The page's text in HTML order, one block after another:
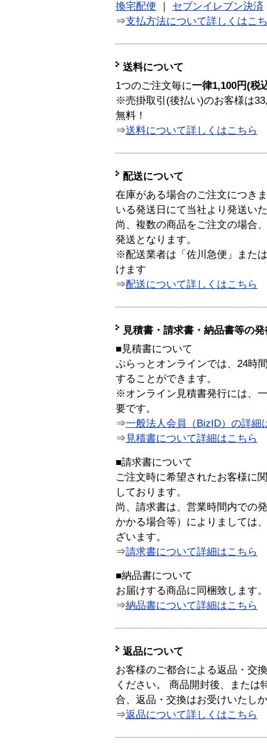
換宅配便 ｜ セブンイレブン決済
⇒支払方法について詳しくはこ
送料について
1つのご注文毎に一律1,100円(税
※売掛取引(後払い)のお客様は
無料！
⇒送料について詳しくはこちら
配送について
在庫がある場合のご注文につき
いる発送日にて当社より発送い
尚、複数の商品をご注文の場合
発送となります。
※配送業者は「佐川急便」また
けます
⇒配送について詳しくはこちら
見積書・請求書・納品書等の
■見積書について
ぷらっとオンラインでは、24時
することができます。
※オンライン見積書発行には、
要です。
⇒一般法人会員（BizID）の詳細
⇒ 見積書について詳細はこちら
■請求書について
ご注文時に希望されたお客様に
しております。
尚、請求書は、営業時間内での
かかる場合等）によりましては
ざいます。
⇒請求書について詳細はこちら
■納品書について
お届けする商品に同梱致します。
⇒納品書について詳細はこちら
返品について
お客様のご都合による返品・交
ください。 商品開封後、または
合、返品・交換はお受けいたし
⇒返品について詳しくはこちら